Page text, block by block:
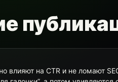
влияют на CTR и не ломают